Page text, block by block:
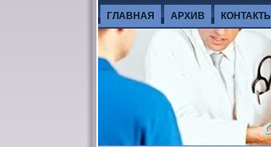
ГЛАВНАЯ АРХИВ КОНТАКТЫ